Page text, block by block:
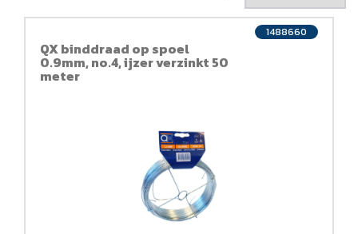
QX binddraad op spoel
0.9mm, no.4, ijzer verzinkt 50
meter
1488660